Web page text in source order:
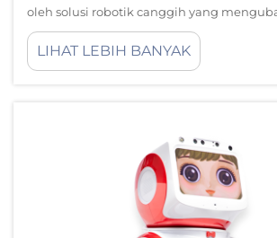
oleh solusi robotik canggih yang
pelanggan di berbagai industri. Di
terletak infrastruktur khusus dan keahlian
LIHAT LEBIH BANYAK